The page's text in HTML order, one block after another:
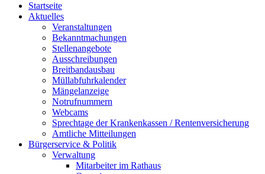
Startseite
Aktuelles
Veranstaltungen
Bekanntmachungen
Stellenangebote
Ausschreibungen
Breitbandausbau
Müllabfuhrkalender
Mängelanzeige
Notrufnummern
Webcams
Sprechtage der Krankenkassen / Rentenversicherung
Amtliche Mitteilungen
Bürgerservice & Politik
Verwaltung
Mitarbeiter im Rathaus